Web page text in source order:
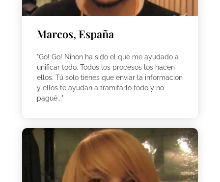
Marcos, España
"Go! Go! Nihon ha sido el que me ayudado a
unificar todo. Todos los procesos los hacen
ellos. Tú sólo tienes que enviar la información
y ellos te ayudan a tramitarlo todo y no
pagué..."